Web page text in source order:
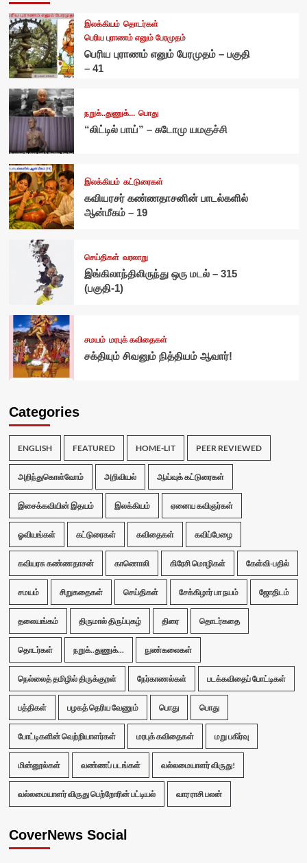
இலக்கியம் தொடர்கள்
பெரிய புராணம் எனும் பேரமுதம்
பெரிய புராணம் எனும் பேரமுதம் – பகுதி
– 41
நறுக்..துணுக்... பொது
“லிட்டில் பாய்” – சுடோமு யமகுச்சி
இலக்கியம் கட்டுரைகள்
கவியரசர் கண்ணதாசனின் பாடல்களில்
ஆன்மீகம் – 19
செய்திகள் வரலாறு
இங்கிலாந்திலிருந்து ஒரு மடல் – 315
(பகுதி-1)
சமயம் மரபுக் கவிதைகள்
சக்தியும் சிவனும் நித்தியம் ஆவார்!
Categories
ENGLISH FEATURED HOME-LIT PEER REVIEWED
அறிந்துகொள்வோம் அறிவியல் ஆய்வுக் கட்டுரைகள்
இசைக்கவியின் இதயம் இலக்கியம் ஏனைய கவிஞர்கள்
ஓவியங்கள் கட்டுரைகள் கவிதைகள் கவிப்பேழை
கவியரசு கண்ணதாசன் காணொலி கிரேசி மொழிகள் கேள்வி-பதில்
சமயம் சிறுகதைகள் செய்திகள் சேக்கிழார் பா நயம் ஜோதிடம்
தலையங்கம் திருமால் திருப்புகழ் திரை தொடர்கதை
தொடர்கள் நறுக்..துணுக்... நுண்கலைகள்
நெல்லைத் தமிழில் திருக்குறள் நேர்காணல்கள் படக்கவிதைப் போட்டிகள்
பத்திகள் பழகத் தெரிய வேணும் பொது பொது
போட்டிகளின் வெற்றியாளர்கள் மரபுக் கவிதைகள் மறு பகிர்வு
மின்னூல்கள் வண்ணப் படங்கள் வல்லமையாளர் விருது!
வல்லமையாளர் விருது பெற்றோரின் பட்டியல் வார ராசி பலன்
CoverNews Social